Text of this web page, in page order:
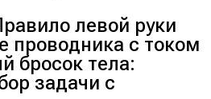
левой руки
проводника с током
бросок тела:
задачи с